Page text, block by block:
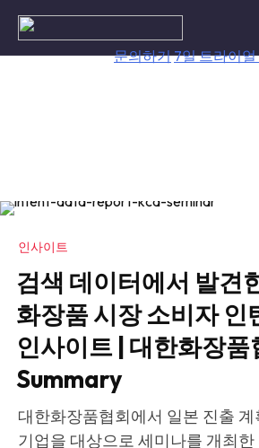
content
문의하기7일 트라이
인사이트
검색 데이터에서 발견
화장품 시장 소비자 인
인사이트 | 대한화장품
Summary
대한화장품협회에서 일본 진출
기업을 대상으로 세미나를 개최